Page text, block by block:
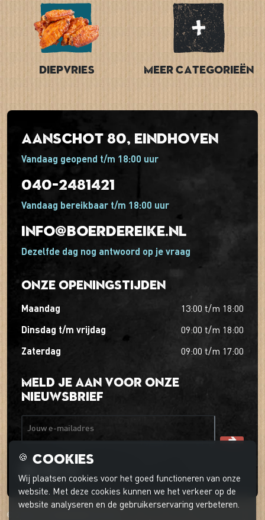
Diepvries Meer categorieën
Aanschot 80, Eindhoven
Vandaag geopend t/m 18:00 uur
040-2481421
Vandaag bereikbaar t/m 18:00 uur
info@boerdereike.nl
Dezelfde dag nog antwoord op je vraag
Onze openingstijden
maandag 13:00 t/m 18:00
dinsdag t/m vrijdag 09:00 t/m 18:00
zaterdag 09:00 t/m 17:00
Meld je aan voor onze
nieuwsbrief
© 2026 't Boerder-ei-ke
🍪 Cookies
Wij plaatsen cookies voor het goed functioneren van onze
website. Met deze cookies kunnen we het verkeer op de
website analyseren en de gebruikerservaring verbeteren.